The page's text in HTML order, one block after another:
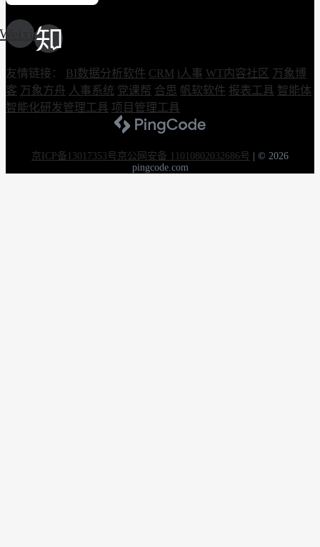
Weixin
友情链接： BI数据分析软件 CRM i人事 WT内容社区 万象博
客 万象方舟 人事系统 党课帮 合思 帆软软件 报表工具 智能体
智能化研发管理工具 项目管理工具
京ICP备13017353号京公网安备 11010802032686号
© 2026
pingcode.com